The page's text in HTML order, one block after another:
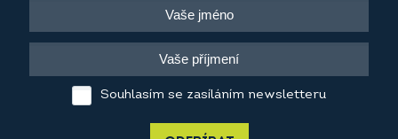
Souhlasím se zasíláním newsletteru